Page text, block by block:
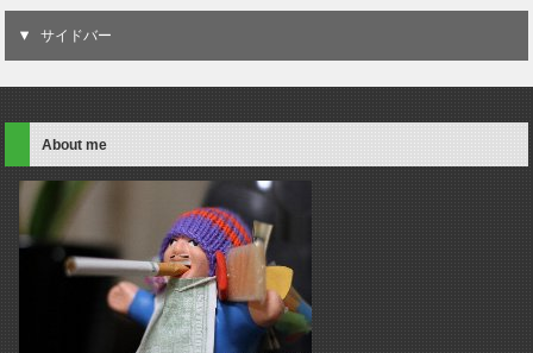
サイドバー
About me